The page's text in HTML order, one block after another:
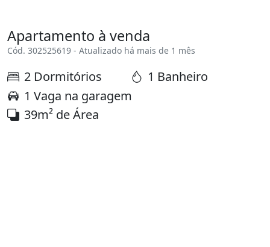
Apartamento à venda
Cód. 302525619 - Atualizado há mais de 1 mês
2 Dormitórios
1 Banheiro
1 Vaga na garagem
39m² de Área